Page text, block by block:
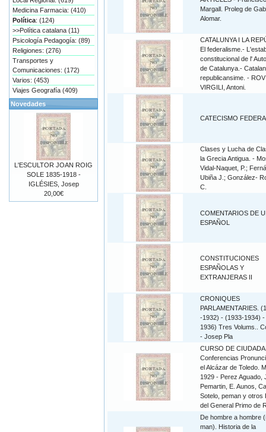
Margall. Proleg de
Alomar.
CATALUNYA I LA
El federalisme.-
constitucional de l'
de Catalunya.-
republicansime. -
VIRGILI, Antoni.
CATECISMO
Clases y Lucha de
la Grecia Antigua. -
Vidal-Naquet, P.;
Ubiña J.; González-
C.
COMENTARIOS DE
ESPAÑOL
CONSTITUCIONES
ESPAÑOLAS Y
EXTRANJERAS II
CRONIQUES
PARLAMENTARIES.
-1932) - (1933-1934)
1936) Tres Volums..
- Josep Pla
CURSO DE
Conferencias
el Alcázar de Toledo.
1929 - Perez Aguado,
Pemartin, E. Aunos,
Sotelo, peman y otros
del General Primo de
De hombre a hombre
man). Historia de la
Medicina Farmacia: (410)
Política: (124)
>>Política catalana (11)
Psicología Pedagogía: (89)
Religiones: (276)
Transportes y
Comunicaciones: (172)
Varios: (453)
Viajes Geografía (409)
Novedades
L'ESCULTOR JOAN ROIG
SOLE 1835-1918 -
IGLÉSIES, Josep
20,00€